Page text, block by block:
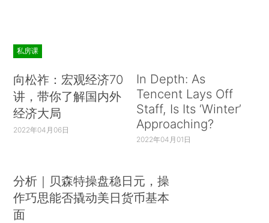
私房课
向松祚：宏观经济70
讲，带你了解国内外
经济大局
2022年04月06日
In Depth: As
Tencent Lays Off
Staff, Is Its ‘Winter’
Approaching?
2022年04月01日
分析｜贝森特操盘稳日元，操
作巧思能否撬动美日货币基本
面